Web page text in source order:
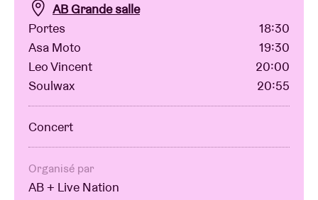
À propos de l'AB
Contact
AB Grande salle
Portes
18:30
Asa Moto
19:30
Leo Vincent
20:00
Soulwax
20:55
Concert
Organisé par
AB + Live Nation